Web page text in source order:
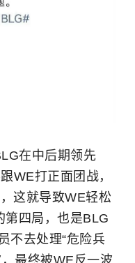
在中后期领先
WE打正面团战，
这就导致WE轻松
第四局，也是BLG
不去处理“危险兵
最终被WE反一波